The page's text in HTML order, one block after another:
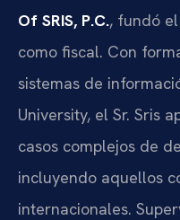
Of SRIS, P.C., fundó
como fiscal. Con
sistemas de
University, el Sr. Sris
casos complejos de
incluyendo aquellos
internacionales.